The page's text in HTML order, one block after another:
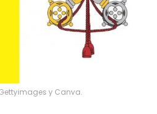
y Canva.